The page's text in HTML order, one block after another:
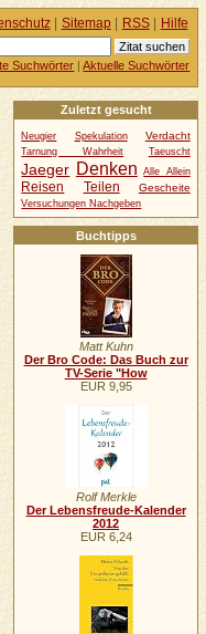
Zuletzt gesucht
Neugier Spekulation Verdacht
Tarnung Wahrheit Taeuscht
Jaeger Denken Alle Allein
Reisen Teilen Gescheite
Versuchungen Nachgeben
Buchtipps
Matt Kuhn
Der Bro Code: Das Buch zur
TV-Serie "How
EUR 9,95
Rolf Merkle
Der Lebensfreude-Kalender
2012
EUR 6,24
| Sitemap| RSS| Hilfe
Suchwörter |Aktuelle Suchwörter